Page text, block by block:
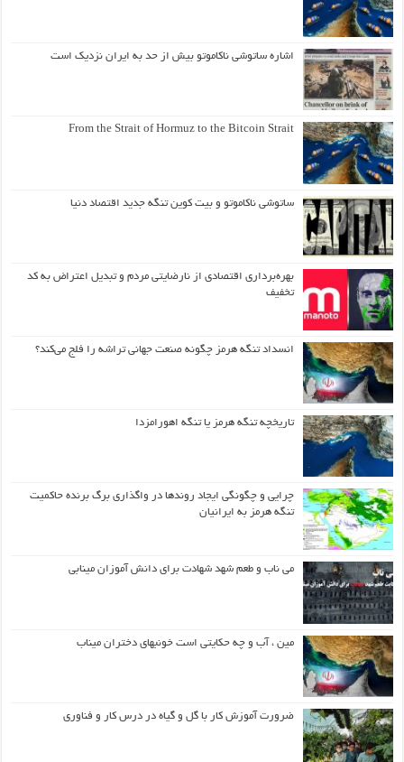
اشاره ساتوشی ناکاموتو بیش از حد به ایران نزدیک است
From the Strait of Hormuz to the Bitcoin Strait
ساتوشی ناکاموتو و بیت کوین تنگه جدید اقتصاد دنیا
بهره‌برداری اقتصادی از نارضایتی مردم و تبدیل اعتراض به کد
تخفیف
انسداد تنگه هرمز چگونه صنعت جهانی تراشه را فلج می‌کند؟
تاریخچه تنگه هرمز یا تنگه اهورامزدا
چرایی و چگونگی ایجاد روندها در واگذاری برگ برنده حاکمیت
تنگه هرمز به ایرانیان
می ناب و طعم شهد شهادت برای دانش آموزان مینابی
مین ، آب و چه حکایتی است خونبهای دختران میناب
ضرورت آموزش کار با گل و گیاه در درس کار و فناوری